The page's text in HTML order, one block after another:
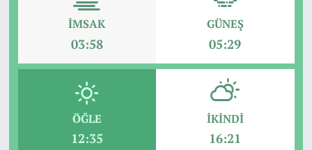
İMSAK
03:58
GÜNEŞ
05:29
ÖĞLE
12:35
İKINDI
16:21